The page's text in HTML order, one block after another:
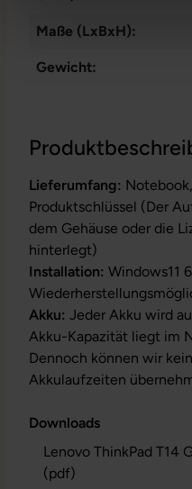
Lieferumfang:
Produktschlüssel (Der
dem Gehäuse oder die
hinterlegt)
Installation: Windows11
Akku: Jeder Akku wird
Akku-Kapazität liegt im
Dennoch können wir
Akkulaufzeiten
Downloads
Lenovo ThinkPad T14
(pdf)
Maße (LxBxH):
Gewicht: